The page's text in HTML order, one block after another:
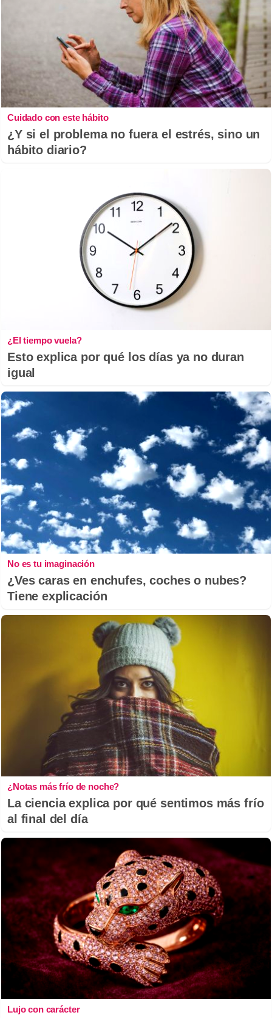
Cuidado con este hábito
¿Y si el problema no fuera el estrés, sino un
hábito diario?
¿El tiempo vuela?
Esto explica por qué los días ya no duran
igual
No es tu imaginación
¿Ves caras en enchufes, coches o nubes?
Tiene explicación
¿Notas más frío de noche?
La ciencia explica por qué sentimos más frío
al final del día
Lujo con carácter